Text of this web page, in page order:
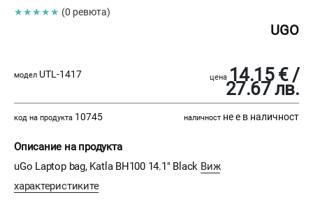
★★★★★ (0 ревюта)
UGO
модел UTL-1417 цена 14.15 € /
27.67 лв.
код на продукта 10745 наличност не е в наличност
Описание на продукта
uGo Laptop bag, Katla BH100 14.1" Black Виж
характеристиките